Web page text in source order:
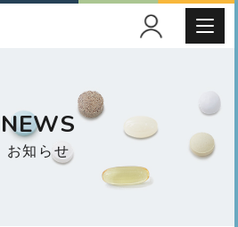
NEWS
お知らせ